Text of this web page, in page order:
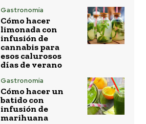
Gastronomía
Cómo hacer
limonada con
infusión de
cannabis para
esos calurosos
días de verano
Gastronomía
Cómo hacer un
batido con
infusión de
marihuana